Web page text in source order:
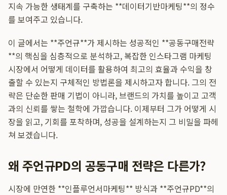
지속 가능한 생태계를 구축하는 **데이터기반마케팅**의 정수
를 보여주고 있습니다.
이 글에서는 **주언규**가 제시하는 성공적인 **공동구매전략
**의 핵심을 심층적으로 분석하고, 복잡한 인스타그램 마케팅
시장에서 어떻게 데이터를 활용하여 최고의 효율과 수익을 창
출할 수 있는지 구체적인 방법론을 제시하고자 합니다. 그의 전
략은 단순한 판매 기법이 아니라, 브랜드의 가치를 높이고 고객
과의 신뢰를 쌓는 철학에 가깝습니다. 이제부터 그가 어떻게 시
장을 읽고, 기회를 포착하며, 성공을 설계하는지 그 비밀을 파헤
쳐 보겠습니다.
왜 주언규PD의 공동구매 전략은 다른가?
시장에 만연한 **인플루언서마케팅** 방식과 **주언규PD**의